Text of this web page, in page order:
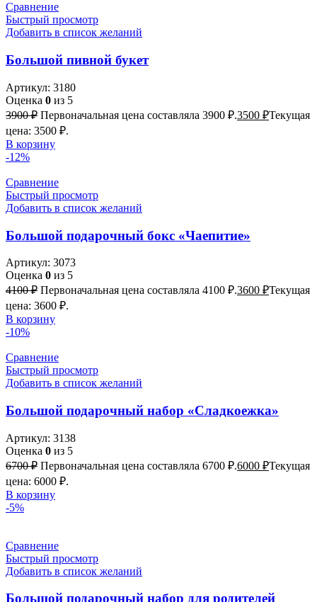
Сравнение
Быстрый просмотр
Добавить в список желаний
Большой пивной букет
Артикул: 3180
Оценка 0 из 5
3900₽ Первоначальная цена составляла 3900 ₽.3500 ₽Текущая
цена: 3500 ₽.
В корзину
-12%
Сравнение
Быстрый просмотр
Добавить в список желаний
Большой подарочный бокс «Чаепитие»
Артикул: 3073
Оценка 0 из 5
4100₽ Первоначальная цена составляла 4100 ₽.3600 ₽Текущая
цена: 3600 ₽.
В корзину
-10%
Сравнение
Быстрый просмотр
Добавить в список желаний
Большой подарочный набор «Сладкоежка»
Артикул: 3138
Оценка 0 из 5
6700₽ Первоначальная цена составляла 6700 ₽.6000 ₽Текущая
цена: 6000 ₽.
В корзину
-5%
Сравнение
Быстрый просмотр
Добавить в список желаний
Большой подарочный набор для родителей